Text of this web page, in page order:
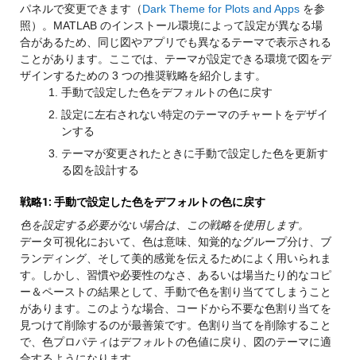
パネルで変更できます（Dark Theme for Plots and Appsを参
照）。MATLAB のインストール環境によって設定が異なる場
合があるため、同じ図やアプリでも異なるテーマで表示される
ことがあります。ここでは、テーマが設定できる環境で図をデ
ザインするための 3 つの推奨戦略を紹介します。
手動で設定した色をデフォルトの色に戻す
設定に左右されない特定のテーマのチャートをデザイ
ンする
テーマが変更されたときに手動で設定した色を更新す
る図を設計する
戦略1: 手動で設定した色をデフォルトの色に戻す
色を設定する必要がない場合は、この戦略を使用します。
データ可視化において、色は意味、知覚的なグループ分け、ブ
ランディング、そして美的感覚を伝えるためによく用いられま
す。しかし、習慣や必要性のなさ、あるいは場当たり的なコピ
ー＆ペーストの結果として、手動で色を割り当ててしまうこと
があります。このような場合、コードから不要な色割り当てを
見つけて削除するのが最善策です。色割り当てを削除すること
で、色プロパティはデフォルトの色値に戻り、図のテーマに適